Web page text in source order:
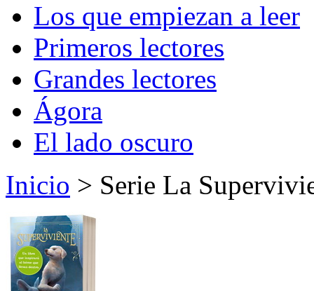
Los que empiezan a leer
Primeros lectores
Grandes lectores
Ágora
El lado oscuro
Inicio > Serie La